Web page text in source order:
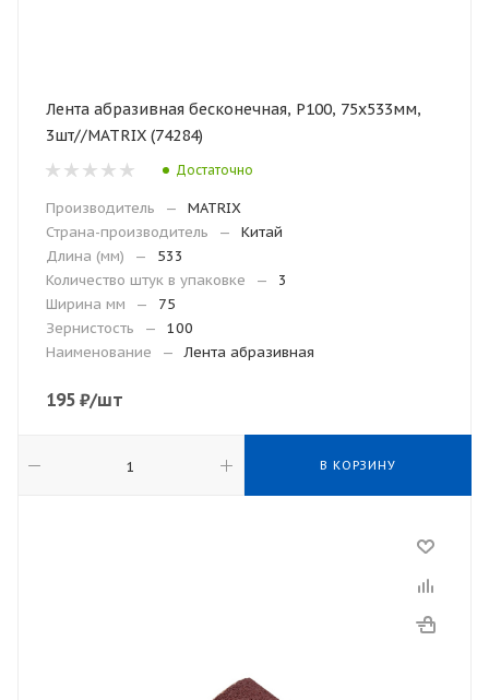
Лента абразивная бесконечная, Р100, 75х533мм,
3шт//MATRIX (74284)
Достаточно
Производитель —
MATRIX
Страна-производитель
—
Китай
Длина (мм)
—
533
Количество штук в упаковке
—
3
Ширина мм
—
75
Зернистость
—
100
Наименование
— Лента абразивная
195 ₽/шт
В КОРЗИНУ